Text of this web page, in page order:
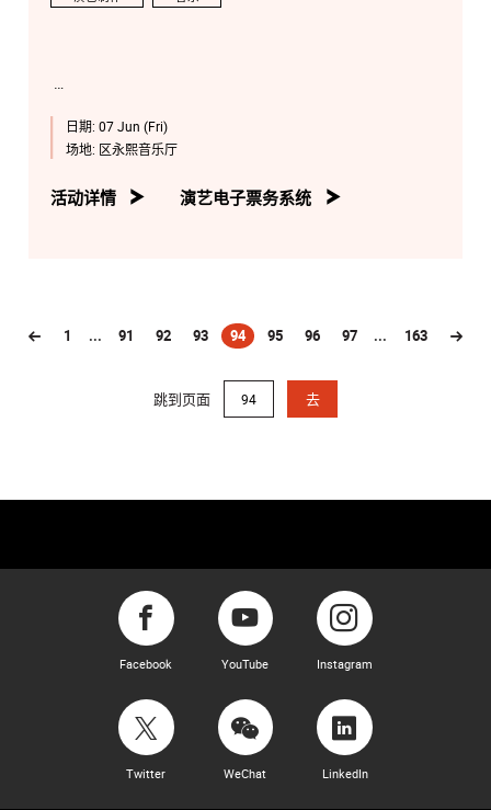
日期: 07 Jun (Fri)
场地: 区永熙音乐厅
活动详情 演艺电子票务系统
1 ... 91 92 93 94
(current)
95 96 97 ... 163
跳到页面 去
Facebook YouTube Instagram
Twitter WeChat LinkedIn